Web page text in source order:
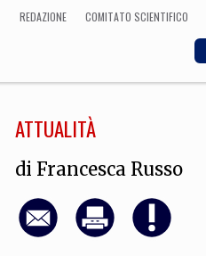
REDAZIONE COMITATO SCIENTIFICO
ATTUALITÀ
di Francesca Russo